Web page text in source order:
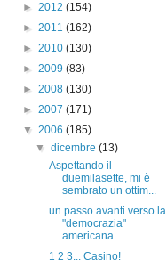
► 2012 (154)
► 2011 (162)
► 2010 (130)
► 2009 (83)
► 2008 (130)
► 2007 (171)
▼ 2006 (185)
▼dicembre(13)
Aspettando il
duemilasette, mi è
sembrato un ottim...
un passo avanti verso la
"democrazia"
americana
1 2 3... Casino!